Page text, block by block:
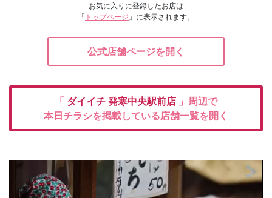
お気に入りに登録したお店は
「 トップページ 」に表示されます。
公式店舗ページを開く
「 ダイイチ 発寒中央駅前店 」周辺で
本日チラシを掲載している店舗一覧を開く